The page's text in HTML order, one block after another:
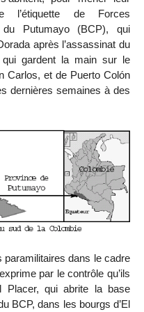
l’étiquette de Forces
du Putumayo (BCP), qui
après l’assassinat du
gardent la main sur le
Carlos, et de Puerto Colón
dernières semaines à des
dans le cadre
par le contrôle qu’ils
Placer, qui abrite la base
BCP, dans les bourgs d’El